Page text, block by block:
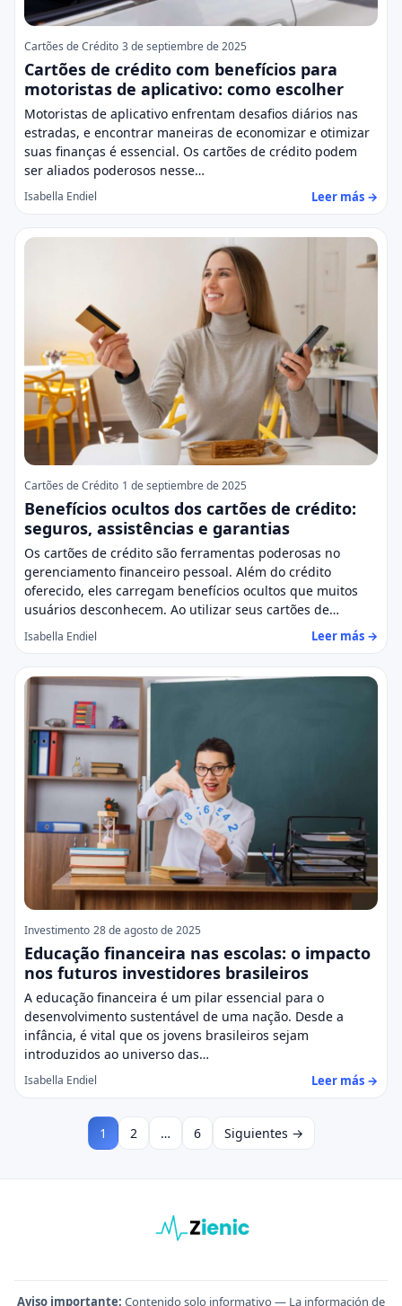
Cartões de Crédito 3 de septiembre de 2025
Cartões de crédito com benefícios para
motoristas de aplicativo: como escolher
Motoristas de aplicativo enfrentam desafios diários nas
estradas, e encontrar maneiras de economizar e otimizar
suas finanças é essencial. Os cartões de crédito podem
ser aliados poderosos nesse…
Isabella Endiel Leer más →
Cartões de Crédito 1 de septiembre de 2025
Benefícios ocultos dos cartões de crédito:
seguros, assistências e garantias
Os cartões de crédito são ferramentas poderosas no
gerenciamento financeiro pessoal. Além do crédito
oferecido, eles carregam benefícios ocultos que muitos
usuários desconhecem. Ao utilizar seus cartões de…
Isabella Endiel Leer más →
Investimento 28 de agosto de 2025
Educação financeira nas escolas: o impacto
nos futuros investidores brasileiros
A educação financeira é um pilar essencial para o
desenvolvimento sustentável de uma nação. Desde a
infância, é vital que os jovens brasileiros sejam
introduzidos ao universo das…
Isabella Endiel Leer más →
1 2 … 6 Siguientes →
Aviso importante: Contenido solo informativo — La información de